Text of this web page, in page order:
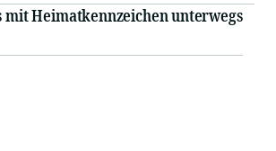
Heimatkennzeichen unterwegs